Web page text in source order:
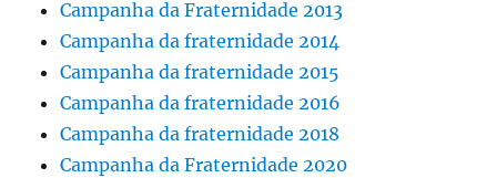
Campanha da Fraternidade 2013
Campanha da fraternidade 2014
Campanha da fraternidade 2015
Campanha da fraternidade 2016
Campanha da fraternidade 2018
Campanha da Fraternidade 2020